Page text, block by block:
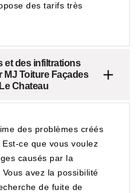
des tarifs très
et des infiltrations
MJ Toiture Façades
Chateau
des problèmes créés
ce que vous voulez
causés par la
avez la possibilité
de fuite de